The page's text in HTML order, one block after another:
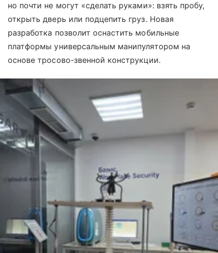
но почти не могут «сделать руками»: взять пробу,
открыть дверь или подцепить груз. Новая
разработка позволит оснастить мобильные
платформы универсальным манипулятором на
основе тросово-звенной конструкции.